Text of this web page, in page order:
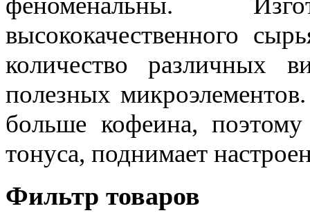
высококачественного
количество различных
полезных
больше кофеина,
тонуса, поднимает
Фильтр товаров